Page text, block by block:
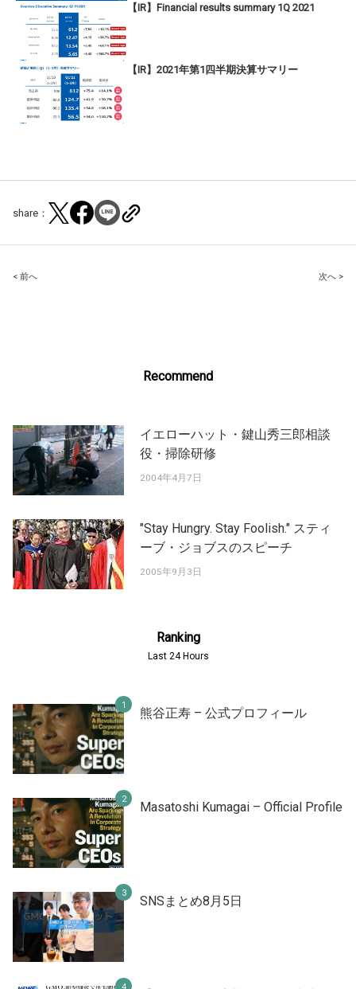
【IR】Financial results summary 1Q 2021
【IR】2021年第1四半期決算サマリー
share：
Post
< 前へ 次へ >
Recommend
イエローハット・鍵山秀三郎相談
役・掃除研修
2004年4月7日
"Stay Hungry. Stay Foolish." スティ
ーブ・ジョブスのスピーチ
2005年9月3日
Ranking
Last 24 Hours
熊谷正寿 – 公式プロフィール
Masatoshi Kumagai – Official Profile
SNSまとめ8月5日